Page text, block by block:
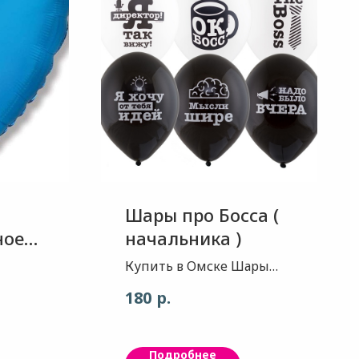
2.
Шары про Босса (
начальника )
Купить в Омске Шары
натурального латекса с
180 р.
Подробнее